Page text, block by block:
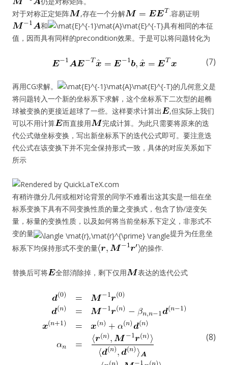
对于对称正定矩阵
,存在一个分解
.容易证明
和
具有相同的本征
值，因而具有同样的precondition效果。于是可以将问题转化为
(7)
再用CG求解。
的几何意义是
将问题转入一个新的坐标系下求解，这个坐标系下二次型的超椭
球被变换的更接近超球了一些。这样要求计算出
,但实际上我们
可以不用计算
而直接用
完成计算。为此只需要将原来的迭
代公式做坐标变换，写出新坐标系下的迭代公式即可。要注意迭
代公式在该变换下并不完全保持形式一致，具体的对应关系如下
所示
有稍许微分几何或相对论背景的同学不难看出这其实是一组在坐
标系变换下具有不同变换性质的量之变换式，包含了协/逆变矢
量，标量的变换性质，以及如何将当前坐标系下定义，非形式不
变的量
提升为任意坐
标系下均保持形式不变的量
的操作.
替换后可将 全部消除掉，剩下仅用 表达的迭代公式
(8)